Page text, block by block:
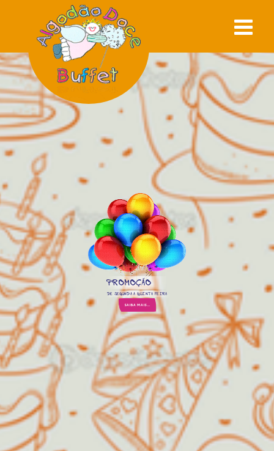
SAIBA MAIS...
PROMOÇÃO
DE SEGUNDA A QUINTA FEIRA